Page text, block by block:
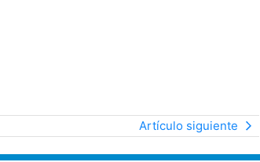
Artículo siguiente